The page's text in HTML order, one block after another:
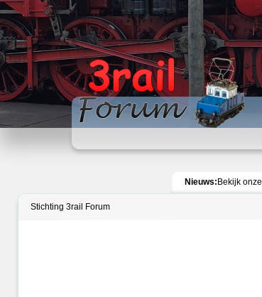
Index
Nieuws: Bekijk onze
Stichting 3rail Forum